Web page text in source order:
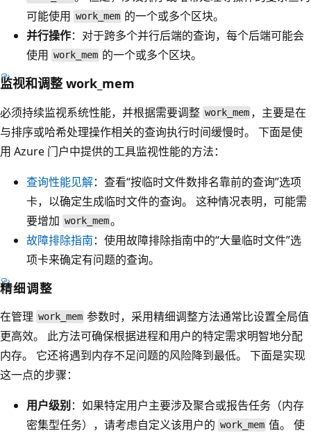
可能使用 work_mem 的一个或多个区块。
并行操作：对于跨多个并行后端的查询，每个后端可能会
使用 work_mem 的一个或多个区块。
监视和调整 work_mem
必须持续监视系统性能，并根据需要调整 work_mem ，主要是在
与排序或哈希处理操作相关的查询执行时间缓慢时。 下面是使
用 Azure 门户中提供的工具监视性能的方法：
查询性能见解：查看“按临时文件数排名靠前的查询”选项
卡，以确定生成临时文件的查询。
这种情况表明，可能需
要增加 work_mem。
故障排除指南：使用故障排除指南中的“大量临时文件”选
项卡来确定有问题的查询。
精细调整
在管理 work_mem 参数时，采用精细调整方法通常比设置全局值
更高效。 此方法可确保根据进程和用户的特定需求明智地分配
内存。 它还将遇到内存不足问题的风险降到最低。 下面是实现
这一点的步骤：
用户级别：如果特定用户主要涉及聚合或报告任务（内存
密集型任务），请考虑自定义该用户的 work_mem 值。 使